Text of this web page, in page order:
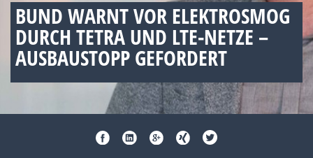
BUND WARNT VOR ELEKTROSMOG
DURCH TETRA UND LTE-NETZE –
AUSBAUSTOPP GEFORDERT